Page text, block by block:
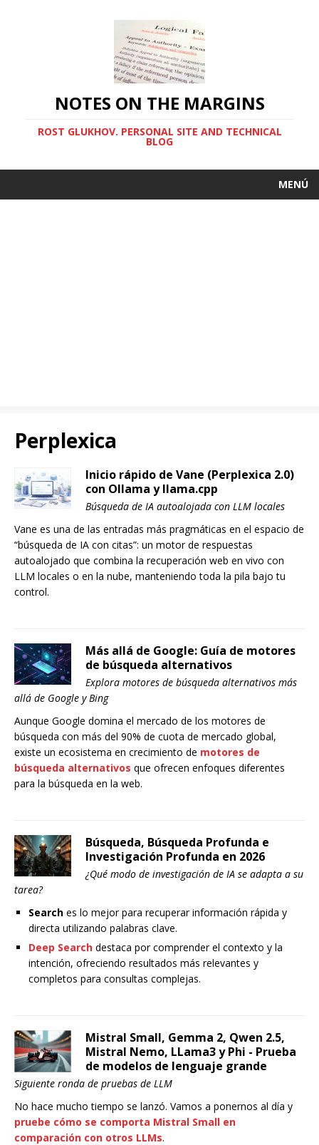
NOTES ON THE MARGINS
ROST GLUKHOV. PERSONAL SITE AND TECHNICAL
BLOG
MENÚ
Perplexica
Inicio rápido de Vane (Perplexica 2.0)
con Ollama y llama.cpp
Búsqueda de IA autoalojada con LLM locales
Vane es una de las entradas más pragmáticas en el espacio de
“búsqueda de IA con citas”: un motor de respuestas
autoalojado que combina la recuperación web en vivo con
LLM locales o en la nube, manteniendo toda la pila bajo tu
control.
Más allá de Google: Guía de motores
de búsqueda alternativos
Explora motores de búsqueda alternativos más
allá de Google y Bing
Aunque Google domina el mercado de los motores de
búsqueda con más del 90% de cuota de mercado global,
existe un ecosistema en crecimiento de motores de
búsqueda alternativos que ofrecen enfoques diferentes
para la búsqueda en la web.
Búsqueda, Búsqueda Profunda e
Investigación Profunda en 2026
¿Qué modo de investigación de IA se adapta a su
tarea?
Search es lo mejor para recuperar información rápida y
directa utilizando palabras clave.
Deep Search destaca por comprender el contexto y la
intención, ofreciendo resultados más relevantes y
completos para consultas complejas.
Mistral Small, Gemma 2, Qwen 2.5,
Mistral Nemo, LLama3 y Phi - Prueba
de modelos de lenguaje grande
Siguiente ronda de pruebas de LLM
No hace mucho tiempo se lanzó. Vamos a ponernos al día y
pruebe cómo se comporta Mistral Small en
comparación con otros LLMs.